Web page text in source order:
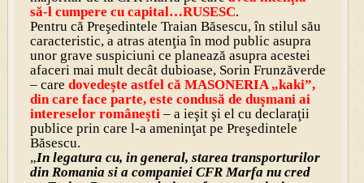
să-l cumpere cu capital…RUSESC.
Pentru că Preşedintele Traian Băsescu, în stilul său
caracteristic, a atras atenţia în mod public asupra
unor grave suspiciuni ce planează asupra acestei
afaceri mai mult decât dubioase, Sorin Frunzăverde
– care dovedeşte astfel că MASONERIA „kaki”,
din care face parte, este condusă de duşmani ai
intereselor româneşti – a ieşit şi el cu declaraţii
publice prin care l-a ameninţat pe Preşedintele
Băsescu.
„In legatura cu, in general, starea transporturilor
din Romania si a companiei CFR Marfa nu cred